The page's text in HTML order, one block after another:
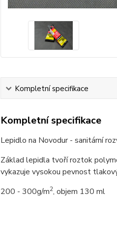
Kompletní specifikace
Kompletní specifikace
Lepidlo na Novodur - sanitární
Základ lepidla tvoří roztok
vykazuje vysokou pevnost
200 - 300g/m2, objem 130 ml